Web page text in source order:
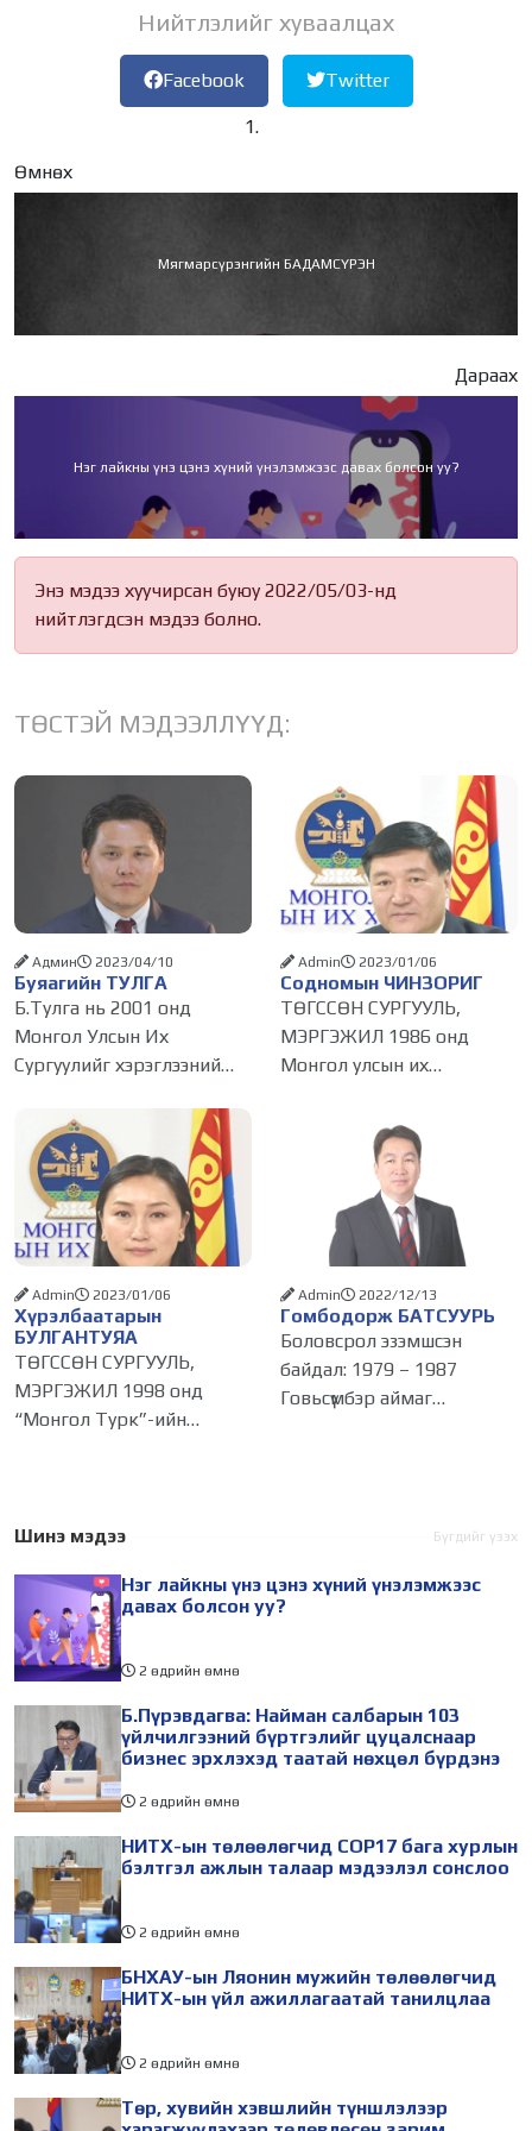
Нийтлэлийг хуваалцах
Facebook Twitter
Өмнөх
Мягмарсүрэнгийн БАДАМСҮРЭН
Дараах
Нэг лайкны үнэ цэнэ хүний үнэлэмжээс давах болсон уу?
Энэ мэдээ хуучирсан буюу 2022/05/03-нд
нийтлэгдсэн мэдээ болно.
ТӨСТЭЙ МЭДЭЭЛЛҮҮД:
Буяагийн ТУЛГА
Админ 2023/04/10
Б.Тулга нь 2001 онд
Монгол Улсын Их
Сургуулийг хэрэглээний
төгсөж, 2009 онд АНУ-ын
Колумбын Их Сургууль,
2010-2011 онд Фордамын
Их Сургуульд магистрын
зэрэг хамгаалсан. -
Содномын ЧИНЗОРИГ
Admin 2023/01/06
ТӨГССӨН СУРГУУЛЬ,
МЭРГЭЖИЛ 1986 онд
Монгол улсын их
эдийн засагч мэргэжлээр
АЖИЛЛАСАН БАЙДАЛ
1986-1988 онд
Өвөрхангай аймгийн
АДХГЗ-ны төлөвлөгөөний
комисст
Хүрэлбаатарын
БУЛГАНТУЯА
Admin 2023/01/06
ТӨГССӨН СУРГУУЛЬ,
МЭРГЭЖИЛ 1998 онд
“Монгол Турк”-ийн
сургууль 2006 онд БНХАУ-
Гомбодорж БАТСУУРЬ
Admin 2022/12/13
Боловсрол эзэмшсэн
байдал: 1979 – 1987
Говьсүмбэр аймаг
ШУТИС Нефть барилга
Шинэ мэдээ Бүгдийг үзэх
Нэг лайкны үнэ цэнэ хүний үнэлэмжээс
давах болсон уу?
2 өдрийн өмнө
Б.Пүрэвдагва: Найман салбарын 103
үйлчилгээний бүртгэлийг цуцалснаар
бизнес эрхлэхэд таатай нөхцөл бүрдэнэ
2 өдрийн өмнө
НИТХ-ын төлөөлөгчид COP17 бага хурлын
бэлтгэл ажлын талаар мэдээлэл сонслоо
2 өдрийн өмнө
БНХАУ-ын Ляонин мужийн төлөөлөгчид
НИТХ-ын үйл ажиллагаатай танилцлаа
2 өдрийн өмнө
Төр, хувийн хэвшлийн түншлэлээр